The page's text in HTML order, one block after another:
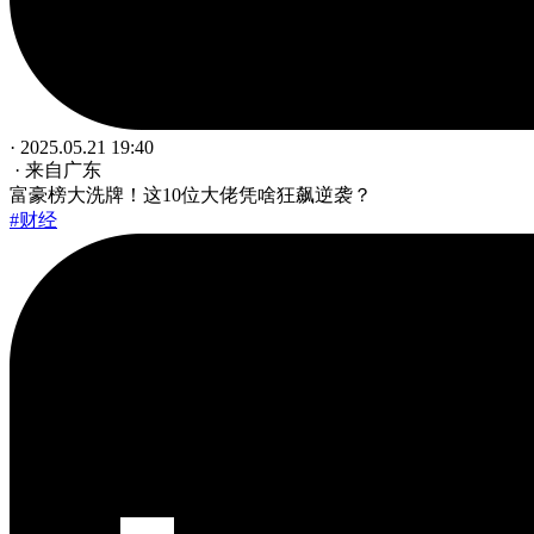
· 2025.05.21 19:40
· 来自广东
富豪榜大洗牌！这10位大佬凭啥狂飙逆袭？
#财经